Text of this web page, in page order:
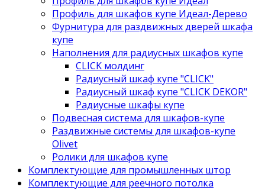
Профиль для шкафов купе Идеал-Дерево
Фурнитура для раздвижных дверей шкафа
купе
Наполнения для радиусных шкафов купе
CLICK молдинг
Радиусный шкаф купе "CLICK"
Радиусный шкаф купе "CLICK DEKOR"
Радиусные шкафы купе
Подвесная система для шкафов-купе
Раздвижные системы для шкафов-купе
Olivet
Ролики для шкафов купе
Комплектующие для промышленных штор
Комплектующие для реечного потолка